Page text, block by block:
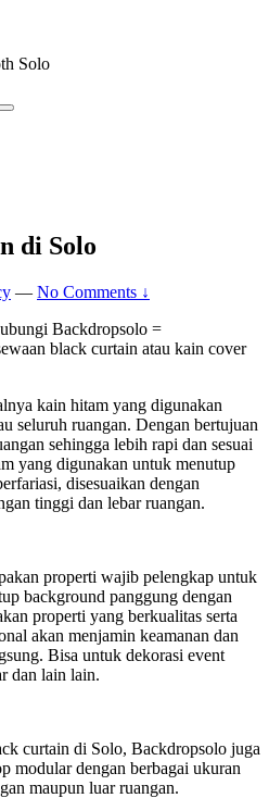
Solo
Search
di Solo
— No Comments ↓
Backdropsolo =
black curtain atau kain cover
kain hitam yang digunakan
seluruh ruangan. Dengan bertujuan
sehingga lebih rapi dan sesuai
yang digunakan untuk menutup
disesuaikan dengan
tinggi dan lebar ruangan.
properti wajib pelengkap untuk
background panggung dengan
properti yang berkualitas serta
akan menjamin keamanan dan
Bisa untuk dekorasi event
dan lain lain.
curtain di Solo, Backdropsolo juga
modular dengan berbagai ukuran
maupun luar ruangan.